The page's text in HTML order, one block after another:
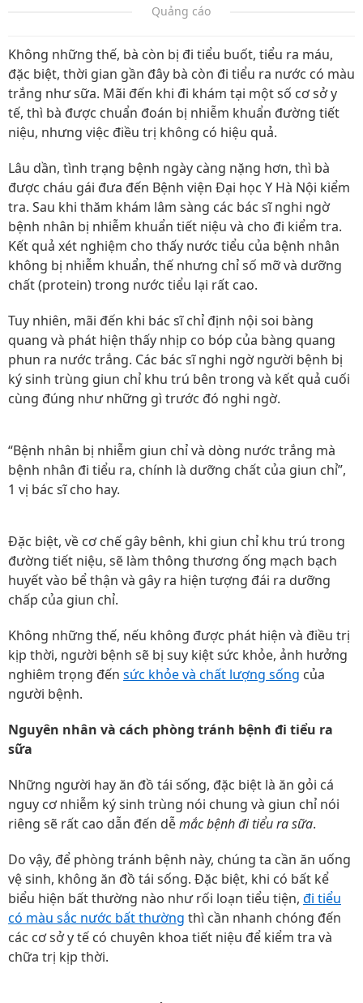
Quảng cáo
Không những thế, bà còn bị đi tiểu buốt, tiểu ra máu,
đặc biệt, thời gian gần đây bà còn đi tiểu ra nước có màu
trắng như sữa. Mãi đến khi đi khám tại một số cơ sở y
tế, thì bà được chuẩn đoán bị nhiễm khuẩn đường tiết
niệu, nhưng việc điều trị không có hiệu quả.
Lâu dần, tình trạng bệnh ngày càng nặng hơn, thì bà
được cháu gái đưa đến Bệnh viện Đại học Y Hà Nội kiểm
tra. Sau khi thăm khám lâm sàng các bác sĩ nghi ngờ
bệnh nhân bị nhiễm khuẩn tiết niệu và cho đi kiểm tra.
Kết quả xét nghiệm cho thấy nước tiểu của bệnh nhân
không bị nhiễm khuẩn, thế nhưng chỉ số mỡ và dưỡng
chất (protein) trong nước tiểu lại rất cao.
Tuy nhiên, mãi đến khi bác sĩ chỉ định nội soi bàng
quang và phát hiện thấy nhịp co bóp của bàng quang
phun ra nước trắng. Các bác sĩ nghi ngờ người bệnh bị
ký sinh trùng giun chỉ khu trú bên trong và kết quả cuối
cùng đúng như những gì trước đó nghi ngờ.
“Bệnh nhân bị nhiễm giun chỉ và dòng nước trắng mà
bệnh nhân đi tiểu ra, chính là dưỡng chất của giun chỉ”,
1 vị bác sĩ cho hay.
Đặc biệt, về cơ chế gây bênh, khi giun chỉ khu trú trong
đường tiết niệu, sẽ làm thông thương ống mạch bạch
huyết vào bể thận và gây ra hiện tượng đái ra dưỡng
chấp của giun chỉ.
Không những thế, nếu không được phát hiện và điều trị
kịp thời, người bệnh sẽ bị suy kiệt sức khỏe, ảnh hưởng
nghiêm trọng đến sức khỏe và chất lượng sống của
người bệnh.
Nguyên nhân và cách phòng tránh bệnh đi tiểu ra
sữa
Những người hay ăn đồ tái sống, đặc biệt là ăn gỏi cá
nguy cơ nhiễm ký sinh trùng nói chung và giun chỉ nói
riêng sẽ rất cao dẫn đến dễmắc bệnh đi tiểu ra sữa.
Do vậy, để phòng tránh bệnh này, chúng ta cần ăn uống
vệ sinh, không ăn đồ tái sống. Đặc biệt, khi có bất kể
biểu hiện bất thường nào như rối loạn tiểu tiện, đi tiểu
có màu sắc nước bất thường thì cần nhanh chóng đến
các cơ sở y tế có chuyên khoa tiết niệu để kiểm tra và
chữa trị kịp thời.